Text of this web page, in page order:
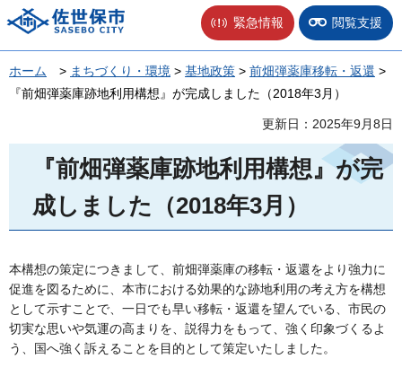
佐世保市 緊急情報 閲覧支援
ホーム > まちづくり・環境 > 基地政策 > 前畑弾薬庫移転・返還 >
『前畑弾薬庫跡地利用構想』が完成しました（2018年3月）
更新日：2025年9月8日
『前畑弾薬庫跡地利用構想』が完
成しました（2018年3月）
本構想の策定につきまして、前畑弾薬庫の移転・返還をより強力に
促進を図るために、本市における効果的な跡地利用の考え方を構想
として示すことで、一日でも早い移転・返還を望んでいる、市民の
切実な思いや気運の高まりを、説得力をもって、強く印象づくるよ
う、国へ強く訴えることを目的として策定いたしました。